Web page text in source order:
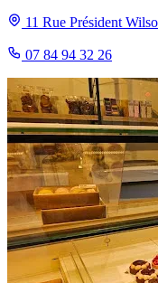
11 Rue Président
07 84 94 32 26